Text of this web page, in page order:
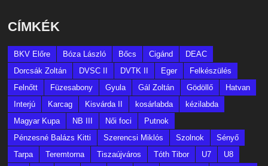
CÍMKÉK
BKV Előre Bóza László Bőcs Cigánd
DEAC
Dorcsák Zoltán
DVSC II DVTK II Eger
Felkészülés
Felnőtt
Füzesabony Gyula Gál Zoltán Gödöllő
Hatvan
Interjú
Karcag Kisvárda II kosárlabda
kézilabda
Magyar Kupa
NB III Női foci
Putnok
Pénzesné Balázs Kitti
Szerencsi Miklós Szolnok
Sényő
Tarpa
Teremtorna Tiszaújváros Tóth Tibor U7
U8